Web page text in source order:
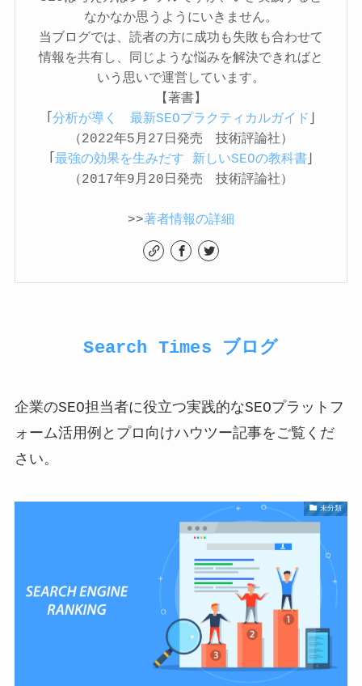
なかなか思うようにいきません。
当ブログでは、読者の方に成功も失敗も合わせて
情報を共有し、同じような悩みを解決できればと
いう思いで運営しています。
【著書】
「 分析が導く 最新SEOプラクティカルガイド
（2022年5月27日発売 技術評論社）
「 最強の効果を生みだす 新しいSEOの教科書
（2017年9月20日発売 技術評論社）
>>著者情報の詳細
Search Times ブログ
企業のSEO担当者に役立つ実践的なSEOプラットフ
ォーム活用例とプロ向けハウツー記事をご覧くだ
さい。
未分類